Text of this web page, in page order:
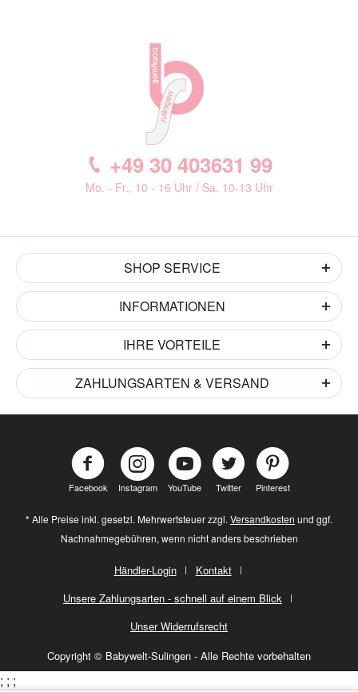
+49 30 403631 99
Mo. - Fr., 10 - 16 Uhr / Sa. 10-13 Uhr
SHOP SERVICE
INFORMATIONEN
IHRE VORTEILE
ZAHLUNGSARTEN & VERSAND
Facebook Instagram YouTube Twitter Pinterest
* Alle Preise inkl. gesetzl. Mehrwertsteuer zzgl.Versandkosten und ggf.
Nachnahmegebühren, wenn nicht anders beschrieben
Händler-Login
Kontakt
Unsere Zahlungsarten - schnell auf einem Blick
Unser Widerrufsrecht
Copyright © Babywelt-Sulingen - Alle Rechte vorbehalten
; ; ;